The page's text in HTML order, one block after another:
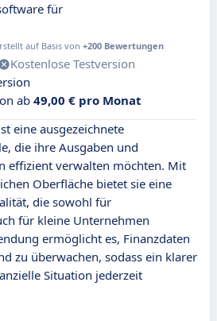
für
auf Basis von +200 Bewertungen
Kostenlose Testversion
ab 49,00 € pro Monat
eine ausgezeichnete
die ihre Ausgaben und
effizient verwalten möchten. Mit
Oberfläche bietet sie eine
die sowohl für
für kleine Unternehmen
ermöglicht es, Finanzdaten
zu überwachen, sodass ein klarer
Situation jederzeit